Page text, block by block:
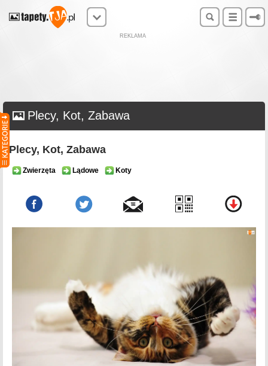
REKLAMA
Plecy, Kot, Zabawa
Plecy, Kot, Zabawa
Zwierzęta Lądowe Koty